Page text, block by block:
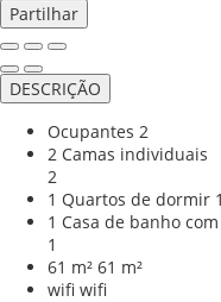
Partilhar
DESCRIÇÃO
Ocupantes 2
2 Camas individuais
2
1 Quartos de dormir 1
1 Casa de banho
1
61 m² 61 m²
wifi wifi